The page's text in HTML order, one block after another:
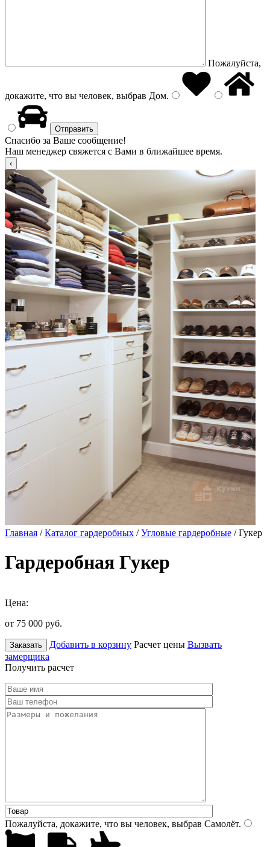
Пожалуйста,
докажите, что вы человек, выбрав Дом.
Спасибо за Ваше сообщение!
Наш менеджер свяжется с Вами в ближайшее время.
Главная /Каталог гардеробных /Угловые гардеробные / Гукер
Гардеробная Гукер
Цена:
от 75 000 руб.
Заказать Добавить в корзину Расчет цены Вызвать
замерщика
Получить расчет
Пожалуйста, докажите, что вы человек, выбрав Самолёт.